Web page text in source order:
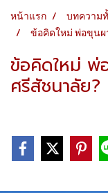
หน้าแรก บทความ
ข้อคิดใหม่ พ่อขุนผ
ข้อคิดใหม่ พ่
ศรีสัชนาลัย?